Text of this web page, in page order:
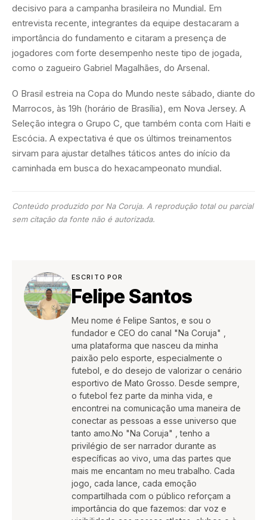
decisivo para a campanha brasileira no Mundial. Em
entrevista recente, integrantes da equipe destacaram a
importância do fundamento e citaram a presença de
jogadores com forte desempenho neste tipo de jogada,
como o zagueiro Gabriel Magalhães, do Arsenal.
O Brasil estreia na Copa do Mundo neste sábado, diante do
Marrocos, às 19h (horário de Brasília), em Nova Jersey. A
Seleção integra o Grupo C, que também conta com Haiti e
Escócia. A expectativa é que os últimos treinamentos
sirvam para ajustar detalhes táticos antes do início da
caminhada em busca do hexacampeonato mundial.
Conteúdo produzido por Na Coruja. A reprodução total ou parcial
sem citação da fonte não é autorizada.
ESCRITO POR
Felipe Santos
Meu nome é Felipe Santos, e sou o
fundador e CEO do canal "Na Coruja" ,
uma plataforma que nasceu da minha
paixão pelo esporte, especialmente o
futebol, e do desejo de valorizar o cenário
esportivo de Mato Grosso. Desde sempre,
o futebol fez parte da minha vida, e
encontrei na comunicação uma maneira de
conectar as pessoas a esse universo que
tanto amo.No "Na Coruja" , tenho a
privilégio de ser narrador durante as
específicas ao vivo, uma das partes que
mais me encantam no meu trabalho. Cada
jogo, cada lance, cada emoção
compartilhada com o público reforçam a
importância do que fazemos: dar voz e